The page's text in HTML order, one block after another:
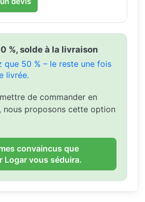
%, solde à la livraison
que 50 % – le reste une fois
livrée.
de commander en
nous proposons cette option
convaincus que
Logar vous séduira.